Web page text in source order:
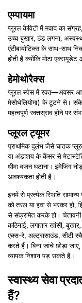
एम्पायमा
प्लूरल कैविटी में मवाद का
उच्च बुखार, ठंड लगना,
एंटीबायोटिक्स के साथ-साथ
होती है क्योंकि मोटा एक्सयूडेट
हेमोथोरैक्स
प्लूरल स्पेस में रक्त—अक्सर
मेसोथेलियोमा) के टूटने से।
महत्वपूर्ण रक्तस्राव होने पर
प्लूरल ट्यूमर
प्राथमिक दुर्लभ जैसे घातक
या अंडाशय के कैंसर से
धीमा वजन घटाना। इमेजिंग
आवश्यकता होती है।
इनमें से प्रत्येक स्थिति
को तरल या हवा से भरकर हो,
से संक्रमित करके हो।
कठिनाई, लगातार खांसी,
एक्स-रे, अल्ट्रासाउंड, सीटी
करते हैं। बिना जांचे छोड़ा
व्यापक निशान पड़ सकते हैं।
स्वास्थ्य सेवा
हैं?